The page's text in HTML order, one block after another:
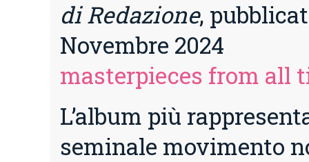
di Redazione,
Novembre 2024
masterpieces from all
L’album più
seminale movimento